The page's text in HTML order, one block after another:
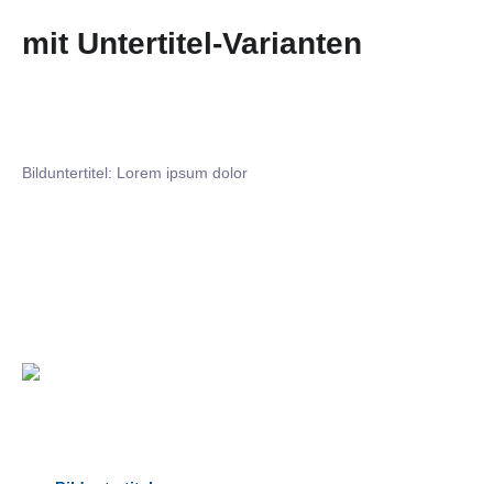
mit Untertitel-Varianten
Bilduntertitel: Lorem ipsum dolor